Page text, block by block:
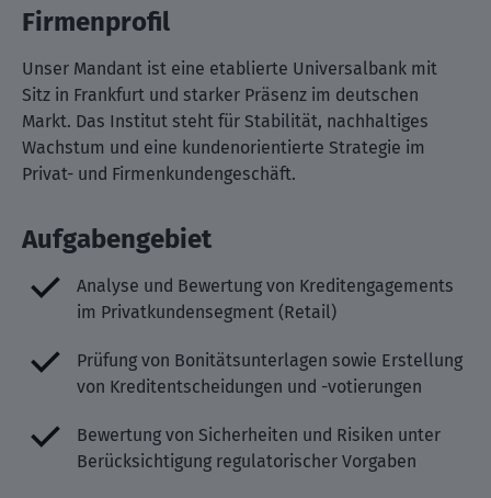
Firmenprofil
Unser Mandant ist eine etablierte Universalbank mit
Sitz in Frankfurt und starker Präsenz im deutschen
Markt. Das Institut steht für Stabilität, nachhaltiges
Wachstum und eine kundenorientierte Strategie im
Privat- und Firmenkundengeschäft.
Aufgabengebiet
Analyse und Bewertung von Kreditengagements
im Privatkundensegment (Retail)
Prüfung von Bonitätsunterlagen sowie Erstellung
von Kreditentscheidungen und -votierungen
Bewertung von Sicherheiten und Risiken unter
Berücksichtigung regulatorischer Vorgaben